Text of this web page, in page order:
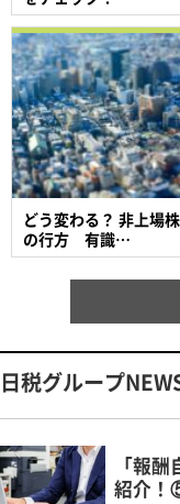
どう変わる？ 非上場
の行方 有識…
日税グループ
「報
紹介